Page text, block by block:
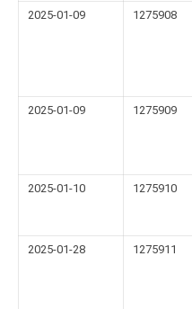
2025-01-09 1275908
2025-01-09 1275909
2025-01-10 1275910
2025-01-28 1275911